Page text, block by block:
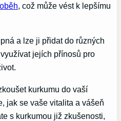
, což může vést k lepšímu
a lze ji přidat do různých
jejích přínosů pro
kurkumu do vaší
jak se vaše vitalita a vášeň
s kurkumou již zkušenosti,